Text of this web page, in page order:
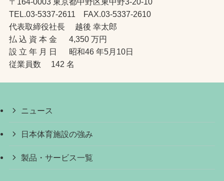
TEL.03-5337-2611 FAX.03-5337-2610
代表取締役社長 越後 幸太郎
払 込 資 本 金 4,350 万円
設 立 年 月 日 昭和46 年5月10日
従業員数 142 名
ニュース
日本体育施設の強み
製品・サービス一覧